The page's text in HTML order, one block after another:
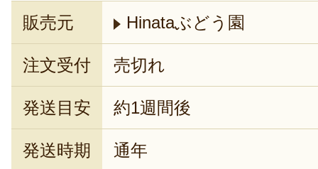
販売元 Hinataぶどう園
注文受付 売切れ
発送目安 約1週間後
発送時期 通年